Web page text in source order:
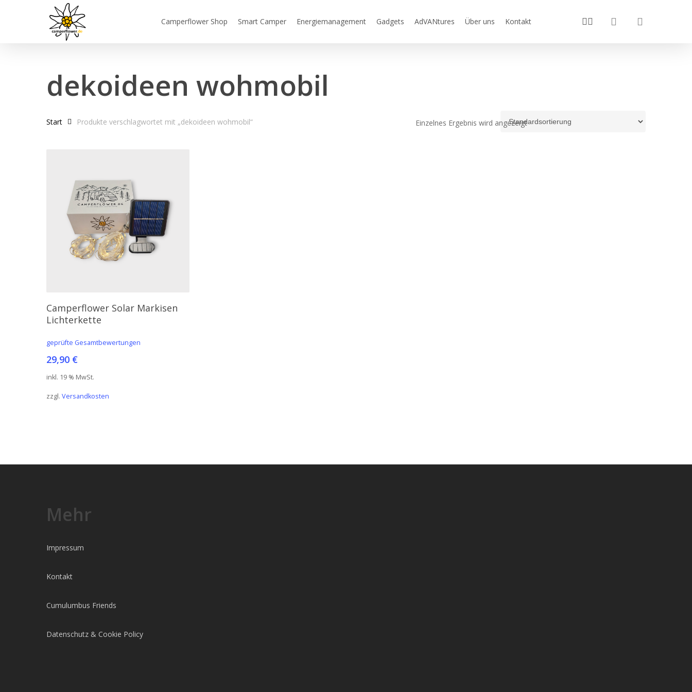
Camperflower Shop Smart Camper Energiemanagement Gadgets AdVANtures Über uns Kontakt youtube
instagram search
dekoideen wohmobil
Einzelnes Ergebnis wird angezeigt
Start Produkte verschlagwortet mit „dekoideen wohmobil“
In Den Warenkorb
Camperflower Solar Markisen
Lichterkette
geprüfte Gesamtbewertungen
29,90 €
inkl. 19 % MwSt.
zzgl. Versandkosten
Mehr
Impressum
Kontakt
Cumulumbus Friends
Datenschutz & Cookie Policy